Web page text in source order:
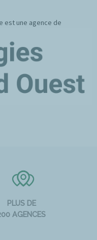
est une agence de
PLUS DE
AGENCES